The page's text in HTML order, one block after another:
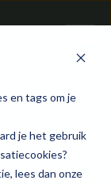
en tags om je
je het gebruik
lees dan onze
en